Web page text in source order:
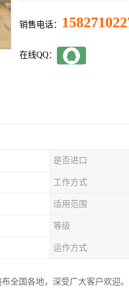
销售电话：
在线QQ：
是否进口
工作方式
适用范围
等级
运作方式
全国各地，深受广大客户欢迎